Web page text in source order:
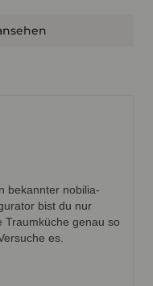
bekannter nobilia-
bist du nur
Traumküche genau so
es.